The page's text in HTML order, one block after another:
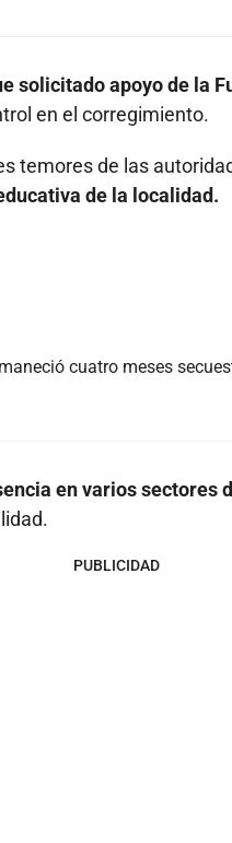
solicitado apoyo de la
en el corregimiento.
temores de las
de la localidad.
cuatro meses
en varios sectores
PUBLICIDAD